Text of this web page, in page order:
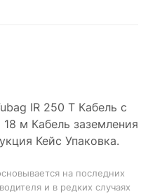
IR 250 T Кабель с
м Кабель заземления
Кейс Упаковка.
на последних
и в редких случаях